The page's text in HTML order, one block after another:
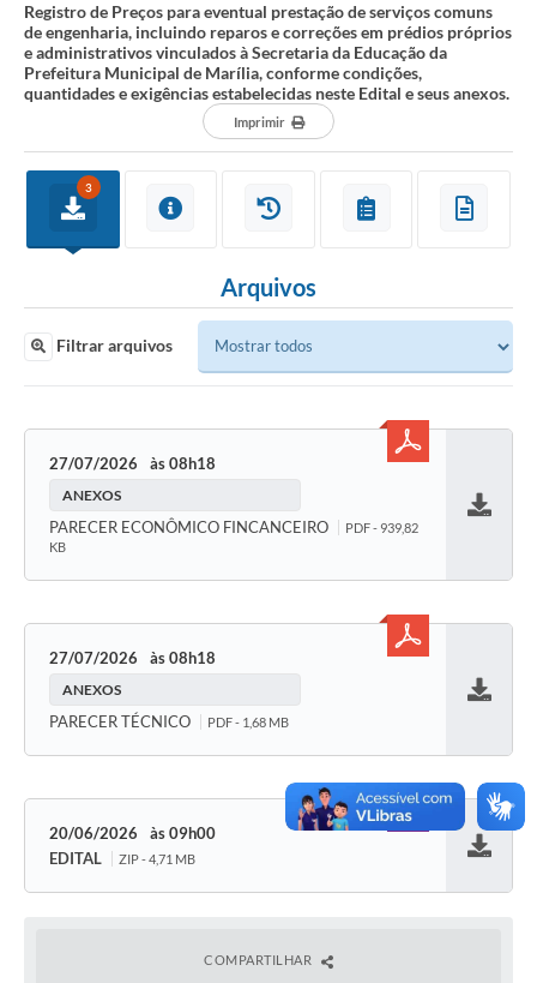
Registro de Preços para eventual prestação de serviços comuns
de engenharia, incluindo reparos e correções em prédios próprios
e administrativos vinculados à Secretaria da Educação da
Prefeitura Municipal de Marília, conforme condições,
quantidades e exigências estabelecidas neste Edital e seus anexos.
Imprimir
3
Arquivos
Filtrar arquivos
27/07/2026 08h18
ANEXOS
PARECER ECONÔMICO FINCANCEIRO
PDF - 939,82
KB
27/07/2026 08h18
ANEXOS
PARECER TÉCNICO PDF - 1,68 MB
20/06/2026
09h00
EDITAL
ZIP - 4,71 MB
COMPARTILHAR